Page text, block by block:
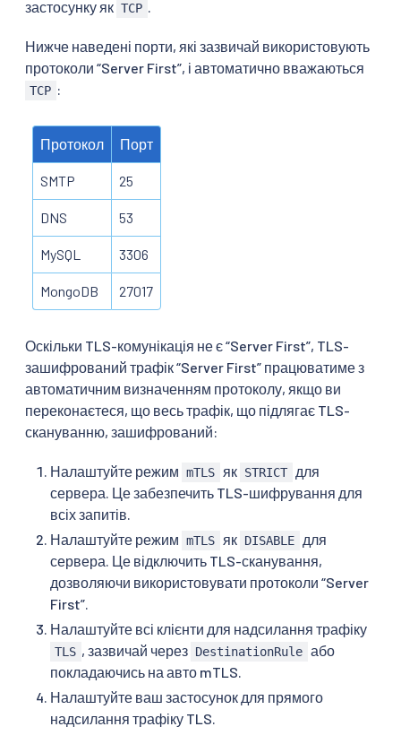
застосунку як TCP .
Нижче наведені порти, які зазвичай використовують
протоколи “Server First”, і автоматично вважаються
TCP :
Протокол Порт
SMTP 25
DNS 53
MySQL 3306
MongoDB 27017
Оскільки TLS-комунікація не є “Server First”, TLS-
зашифрований трафік “Server First” працюватиме з
автоматичним визначенням протоколу, якщо ви
переконаєтеся, що весь трафік, що підлягає TLS-
скануванню, зашифрований:
Налаштуйте режим mTLS як STRICT
для
сервера. Це забезпечить TLS-шифрування для
всіх запитів.
Налаштуйте режим mTLS як DISABLE
для
сервера. Це відключить TLS-сканування,
дозволяючи використовувати протоколи “Server
First”.
Налаштуйте всі клієнти для надсилання трафіку
TLS , зазвичай через DestinationRule або
покладаючись на авто mTLS.
Налаштуйте ваш застосунок для прямого
надсилання трафіку TLS.